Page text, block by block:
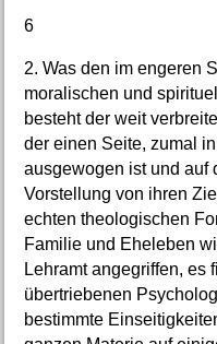
6
2. Was den im engeren
moralischen und
besteht der weit
der einen Seite, zumal
ausgewogen ist und auf
Vorstellung von ihren
echten theologischen
Familie und Eheleben
Lehramt angegriffen, es
übertriebenen
bestimmte